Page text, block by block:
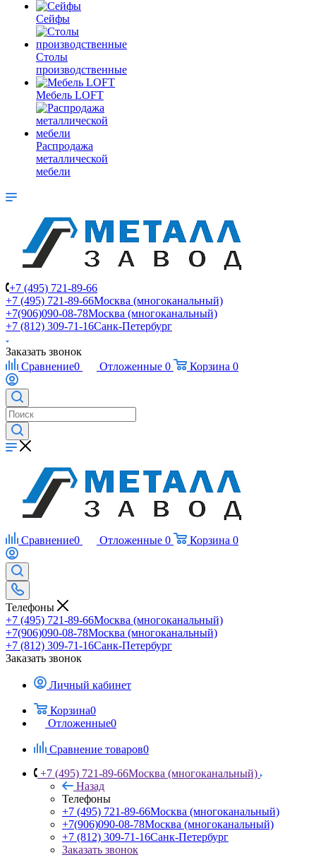
Сейфы
Столы
производственные
Мебель LOFT
Распродажа
металлической
мебели
+7 (495) 721-89-66
+7 (495) 721-89-66Москва (многоканальный)
+7(906)090-08-78Москва (многоканальный)
+7 (812) 309-71-16Санк-Петербург
Заказать звонок
Сравнение0 Отложенные 0 Корзина 0
Сравнение0 Отложенные 0 Корзина 0
Телефоны
+7 (495) 721-89-66Москва (многоканальный)
+7(906)090-08-78Москва (многоканальный)
+7 (812) 309-71-16Санк-Петербург
Заказать звонок
Личный кабинет
Корзина0
Отложенные0
Сравнение товаров0
+7 (495) 721-89-66Москва (многоканальный)
Назад
Телефоны
+7 (495) 721-89-66Москва (многоканальный)
+7(906)090-08-78Москва (многоканальный)
+7 (812) 309-71-16Санк-Петербург
Заказать звонок